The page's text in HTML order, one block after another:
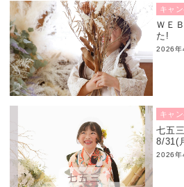
キャ
ＷＥ
た!
2026年
キャ
七五
8/31(
2026年